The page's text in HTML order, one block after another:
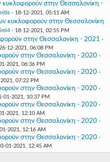
κυκλοφορούν στην Θεσσαλονίκη -
- 18-12-2021, 05:11 AM
κυκλοφορούν στην Θεσσαλονίκη
- 18-12-2021, 02:55 PM
στην Θεσσαλονίκη - 2021 -
12-2021, 06:08 PM
στην Θεσσαλονίκη - 2020 -
2021, 06:36 PM
στην Θεσσαλονίκη - 2020 -
07:22 PM
στην Θεσσαλονίκη - 2020 -
01-2021, 10:37 PM
στην Θεσσαλονίκη - 2020 -
2021, 12:10 AM
στην Θεσσαλονίκη - 2020 -
2021, 12:16 AM
στην Θεσσαλονίκη - 2020 -
01-2021, 12:45 AM